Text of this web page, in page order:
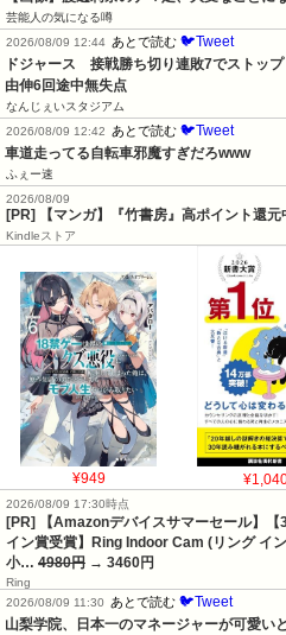
芸能人の気になる噂
2026/08/09 12:44 あとで読む 🐦Tweet
ドジャース　接戦勝ち切り連敗7でストッ
由伸6回途中無失点
なんじぇいスタジアム
2026/08/09 12:42
あとで読む 🐦Tweet
車道走ってる自転車邪魔すぎだろwww
ふぇー速
2026/08/09
[PR] 【マンガ】『竹書房』高ポイント還元
Kindleストア
¥949
2026/08/09 17:30時点
[PR] 【Amazonデバイスサマーセール】
イン賞受賞】Ring Indoor Cam (リング イ
小… 4980円 → 3460円
Ring
2026/08/09 11:30
あとで読む 🐦Tweet
山梨学院、日本一のマネージャーが可愛い